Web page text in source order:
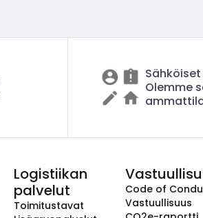
Olemme
Logistiikan
palvelut
Toimitustavat
Code of
Vastuullisuus